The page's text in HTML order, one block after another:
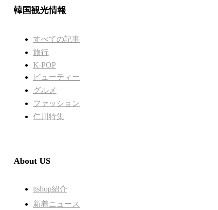
韓国観光情報
すべての記事
旅行
K-POP
ビューティー
グルメ
ファッション
仁川特集
About US
ttshop紹介
新着ニュース